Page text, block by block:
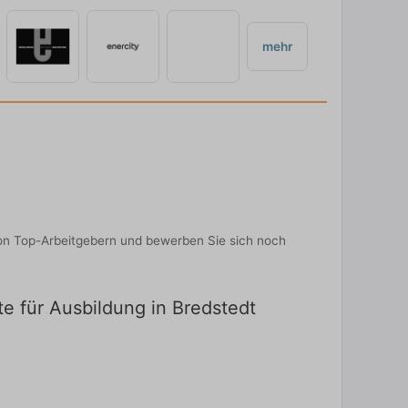
mehr
Top-Arbeitgebern und bewerben Sie sich noch
für Ausbildung in Bredstedt